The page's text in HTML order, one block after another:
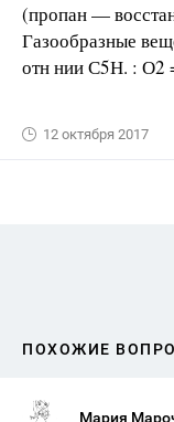
(пропан —
Газообразные
отн нии С5Н. : О2
12 октября 2017
ПОХОЖИЕ
Мария